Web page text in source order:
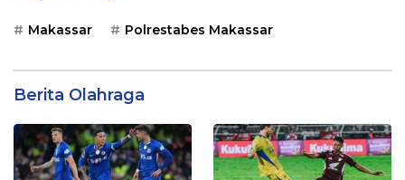
Makassar Polrestabes Makassar
Berita Olahraga